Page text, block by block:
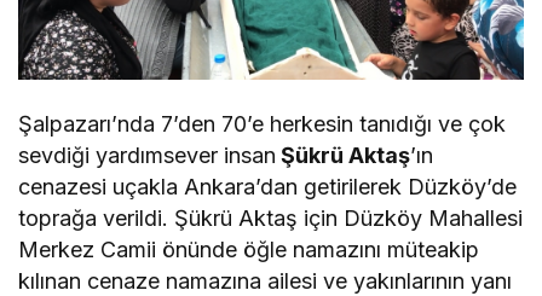
Şalpazarı’nda 7’den 70’e herkesin tanıdığı ve çok
sevdiği yardımsever insan Şükrü Aktaş’ın
cenazesi uçakla Ankara’dan getirilerek Düzköy’de
toprağa verildi. Şükrü Aktaş için Düzköy Mahallesi
Merkez Camii önünde öğle namazını müteakip
kılınan cenaze namazına ailesi ve yakınlarının yanı